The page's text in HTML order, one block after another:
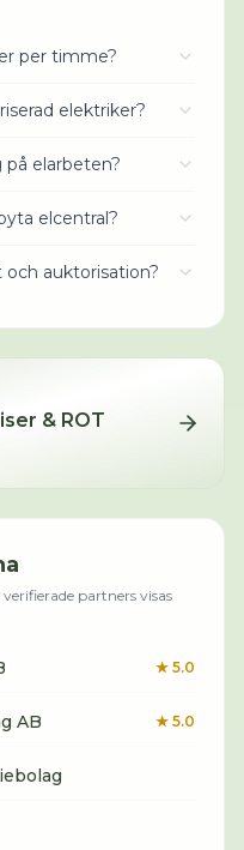
per timme?
elektriker?
på elarbeten?
elcentral?
och auktorisation?
& ROT
partners visas
★ 5.0
AB ★ 5.0